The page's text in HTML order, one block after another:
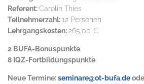
Referent:Carolin Thies
Teilnehmerzahl:12 Personen
Lehrgangskosten: 265,00 €
2 BUFA-Bonuspunkte
8 IQZ-Fortbildungspunkte
Neue Termine:seminare@ot-bufa.de